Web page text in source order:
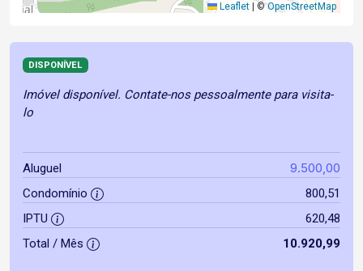
Leaflet ©OpenStreetMap
DISPONÍVEL
Imóvel disponível. Contate-nos pessoalmente para visita-
lo
Aluguel 9.500,00
Condomínio
800,51
IPTU
620,48
Total / Mês
10.920,99